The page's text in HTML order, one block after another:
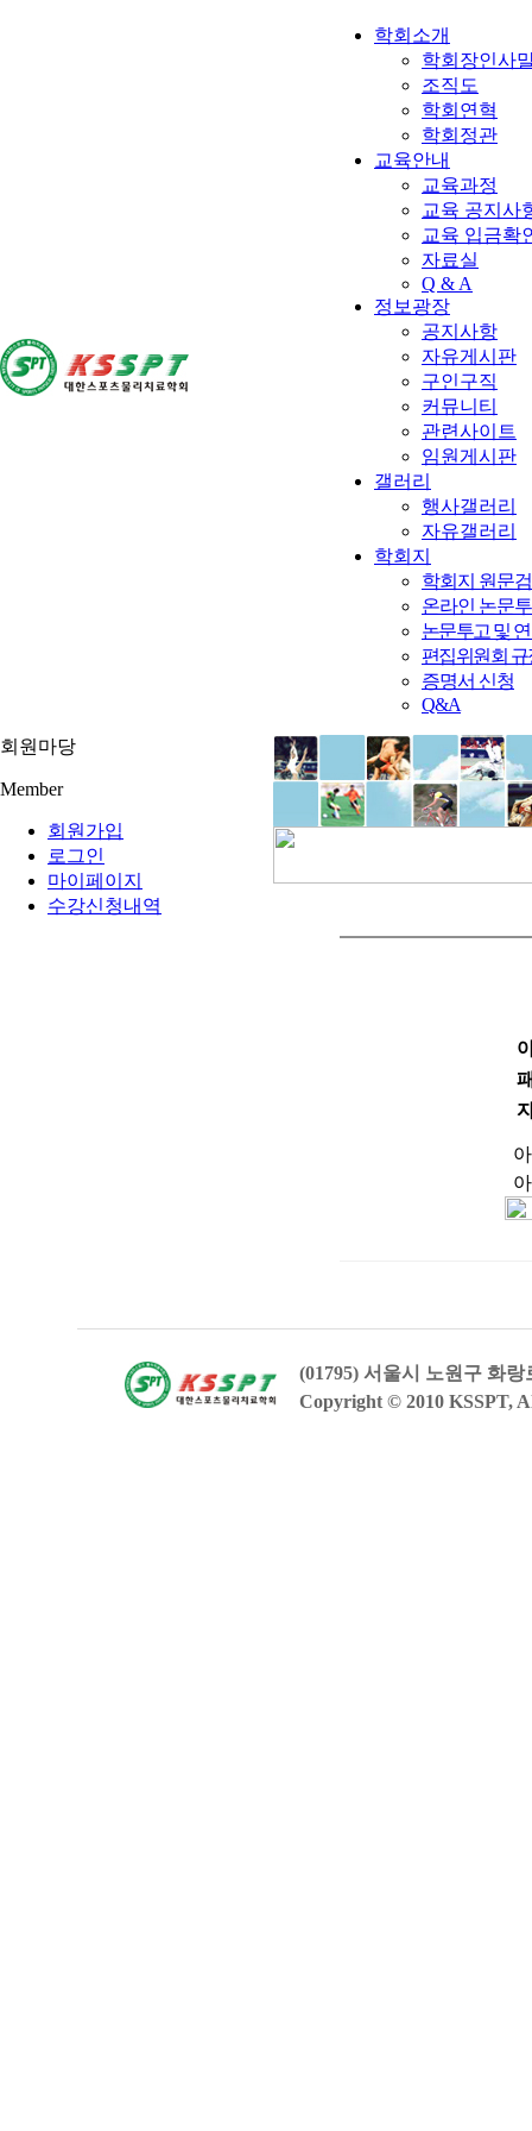
학회소개
학회장인사
조직도
학회연혁
학회정관
교육안내
교육과정
교육 공지사
교육 입금확
자료실
Q & A
정보광장
공지사항
자유게시판
구인구직
커뮤니티
관련사이트
임원게시판
갤러리
행사갤러리
자유갤러리
학회지
학회지 원문
온라인 논문
논문투고 및
편집위원회
증명서 신청
Q&A
회원마당
Member
회원가입
로그인
마이페이지
수강신청내역
(01795) 서울시 노원구 화
Copyright © 2010 KSSPT,